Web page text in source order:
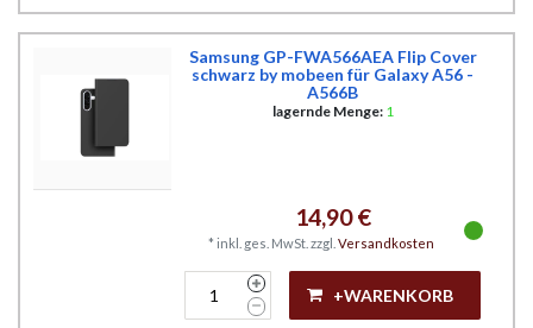
Samsung GP-FWA566AEA Flip Cover
schwarz by mobeen für Galaxy A56 -
A566B
lagernde Menge: 1
14,90 €
* inkl. ges. MwSt. zzgl. Versandkosten
+WARENKORB